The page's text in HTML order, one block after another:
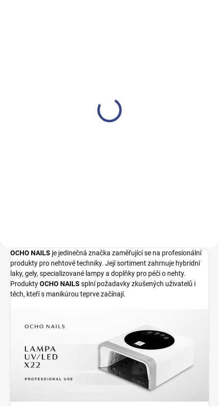
OCHO NAILS je jedinečná značka zaměřující se na profesionální
produkty pro nehtové techniky. Její sortiment zahrnuje hybridní
laky, gely, specializované lampy a doplňky pro péči o nehty.
ProduktyOCHO NAILS splní požadavky zkušených uživatelů i
těch, kteří s manikúrou teprve začínají.